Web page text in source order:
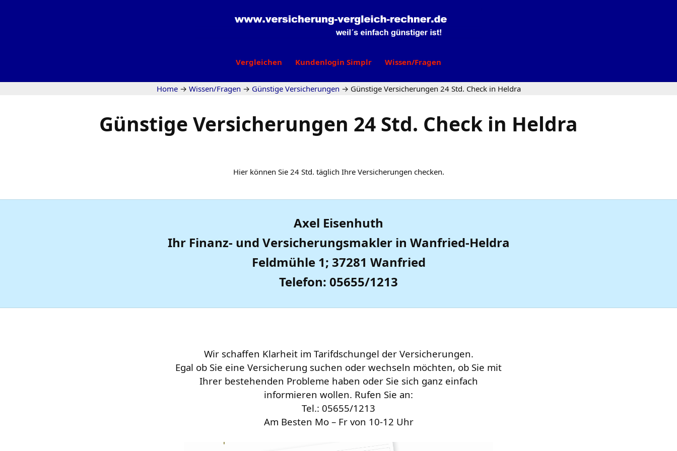
Vergleichen Kundenlogin Simplr Wissen/Fragen
Home → Wissen/Fragen → Günstige Versicherungen → Günstige Versicherungen 24 Std. Check in Heldra
Günstige Versicherungen 24 Std. Check in Heldra
Hier können Sie 24 Std. täglich Ihre Versicherungen checken.
Axel Eisenhuth
Ihr Finanz- und Versicherungsmakler in Wanfried-Heldra
Feldmühle 1; 37281 Wanfried
Telefon: 05655/1213
Wir schaffen Klarheit im Tarifdschungel der Versicherungen.
Egal ob Sie eine Versicherung suchen oder wechseln möchten, ob Sie mit
Ihrer bestehenden Probleme haben oder Sie sich ganz einfach
informieren wollen. Rufen Sie an:
Tel.: 05655/1213
Am Besten Mo – Fr von 10-12 Uhr